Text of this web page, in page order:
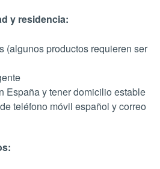
y residencia:
(algunos productos requieren ser
España y tener domicilio estable
teléfono móvil español y correo